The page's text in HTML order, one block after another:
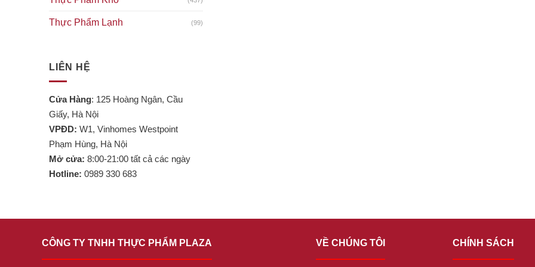
Thực Phẩm Lạnh (99)
LIÊN HỆ
Cửa Hàng: 125 Hoàng Ngân, Cầu
Giấy, Hà Nội
VPĐD: W1, Vinhomes Westpoint
Phạm Hùng, Hà Nội
Mở cửa: 8:00-21:00 tất cả các ngày
Hotline: 0989 330 683
CÔNG TY TNHH THỰC PHẨM PLAZA VỀ CHÚNG TÔI CHÍNH SÁCH